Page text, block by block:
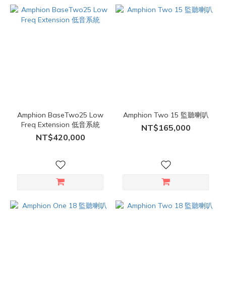
Amphion BaseTwo25 Low
Freq Extension 低音系統
NT$420,000
Amphion Two 15 監聽喇叭
NT$165,000